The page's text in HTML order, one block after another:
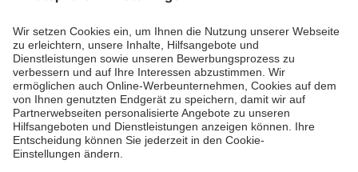
Erste-Hilfe-Kurse
Jobs
Ehrenamt
Freiwilligendienst
Johanniter-Jugend